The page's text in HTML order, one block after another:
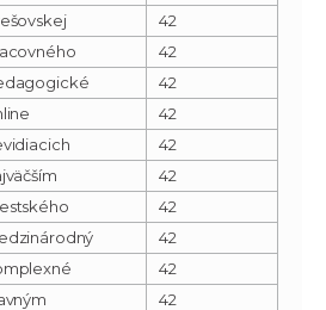
42
42
42
42
42
42
42
42
42
42